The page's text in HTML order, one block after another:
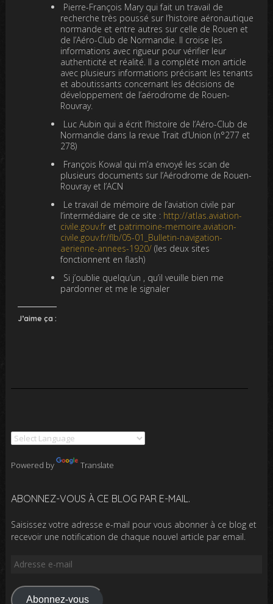
Pierre-François Mary qui fait un travail de
recherche très poussé sur l’histoire aéronautique
normande et entre autres sur celle de Rouen et
de l’Aéro-Club de Normandie. Il croise les
informations avec rigueur pour vérifier leur
authenticité et réalité. Il a complété mon article
avec plusieurs informations précisant les tenants
et aboutissants concernant les décisions de
développement de l’aérodrome de Rouen-
Rouvray.
Luc Aubin qui a écrit l’histoire de l’Aéro-Club de
Normandie dans la revue Trait d’Union (n°277 et
278)
François Kowal qui m’a envoyé les scan de
plusieurs documents sur l’Aérodrome de Rouen-
Rouvray et l’ACN
Le travail de mémoire de l’aviation civile par
l’intermédiaire de ce site : http://atlas.aviation-
civile.gouv.fr et patrimoine-memoire.aviation-
civile.gouv.fr/flb/05-01_Bulletin-navigation-
aerienne-annees-1920/ (les deux sites
fonctionnent en flash)
Si j’oublie quelqu’un , qu’il veuille bien me
pardonner et me le signaler
J’aime ça :
Powered by Translate
ABONNEZ-VOUS À CE BLOG PAR E-MAIL.
Saisissez votre adresse e-mail pour vous abonner à ce blog et
recevoir une notification de chaque nouvel article par email.
Adresse
mail
Abonnez-vous